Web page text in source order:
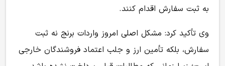
به ثبت سفارش اقدام کنند.
وی تأکید کرد: مشکل اصلی امروز واردات برنج نه ثبت
سفارش، بلکه تأمین ارز و جلب اعتماد فروشندگان خارجی